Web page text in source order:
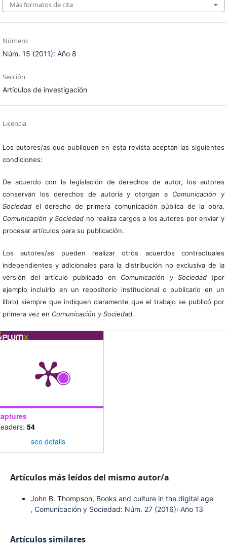
Más formatos de cita
Número
Núm. 15 (2011): Año 8
Sección
Artículos de investigación
Licencia
Los autores/as que publiquen en esta revista aceptan las siguientes
condiciones:
De acuerdo con la legislación de derechos de autor, los autores
conservan los derechos de autoría y otorgan a Comunicación y
Sociedadel derecho de primera comunicación pública de la obra.
Comunicación y Sociedad no realiza cargos a los autores por enviar y
procesar artículos para su publicación.
Los autores/as pueden realizar otros acuerdos contractuales
independientes y adicionales para la distribución no exclusiva de la
versión del artículo publicado en Comunicación y Sociedad(por
ejemplo incluirlo en un repositorio institucional o publicarlo en un
libro) siempre que indiquen claramente que el trabajo se publicó por
primera vez en Comunicación y Sociedad.
54
see details
Artículos más leídos del mismo autor/a
John B. Thompson, Books and culture in the digital age
, Comunicación y Sociedad: Núm. 27 (2016): Año 13
Artículos similares